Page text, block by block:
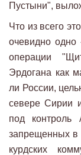
Пустыни",
Что из всего
очевидно одно
операции
Эрдогана как
ли России,
севере Сирии
под контроль
запрещенных
курдских